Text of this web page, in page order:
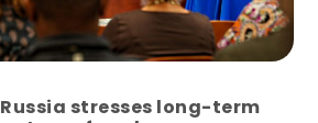
Russia stresses long-term